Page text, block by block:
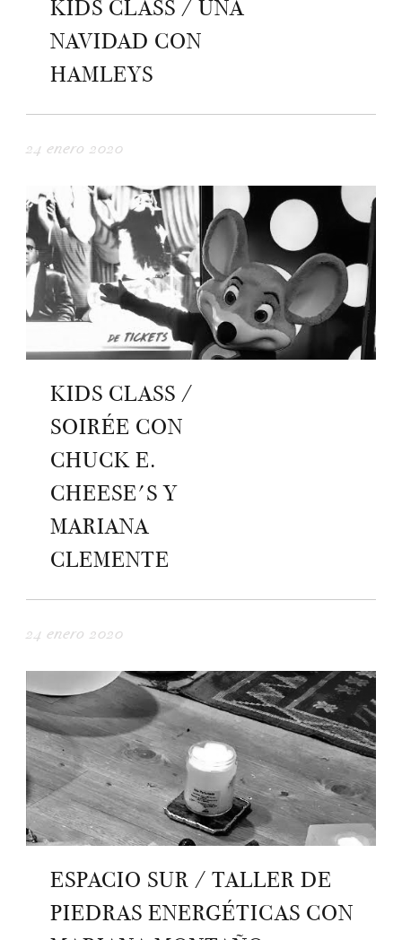
KIDS CLASS / UNA
NAVIDAD CON
HAMLEYS
24 enero 2020
KIDS CLASS /
SOIRÉE CON
CHUCK E.
CHEESE'S Y
MARIANA
CLEMENTE
24 enero 2020
ESPACIO SUR / TALLER DE
PIEDRAS ENERGÉTICAS CON